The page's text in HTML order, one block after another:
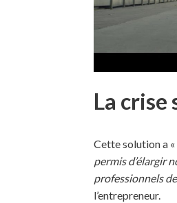
La
Cette solution a «
permis d’élargir
professionnels
l’entrepreneur.